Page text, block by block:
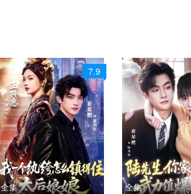
7.9
全集
全集